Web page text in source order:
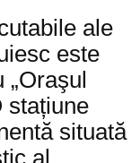
ale
este
„Oraşul
stațiune
situată
al